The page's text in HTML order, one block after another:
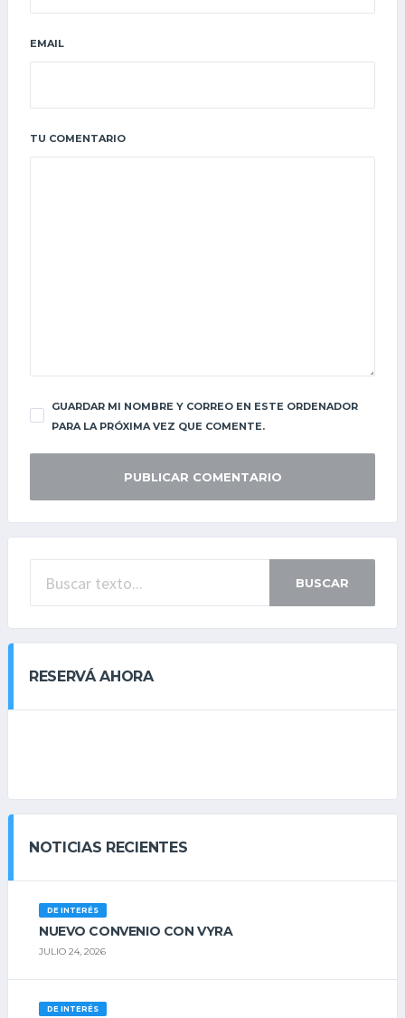
EMAIL
TU COMENTARIO
GUARDAR MI NOMBRE Y CORREO EN ESTE ORDENADOR
PARA LA PRÓXIMA VEZ QUE COMENTE.
BUSCAR
RESERVÁ AHORA
NOTICIAS RECIENTES
DE INTERÉS
NUEVO CONVENIO CON VYRA
JULIO 24, 2026
DE INTERÉS